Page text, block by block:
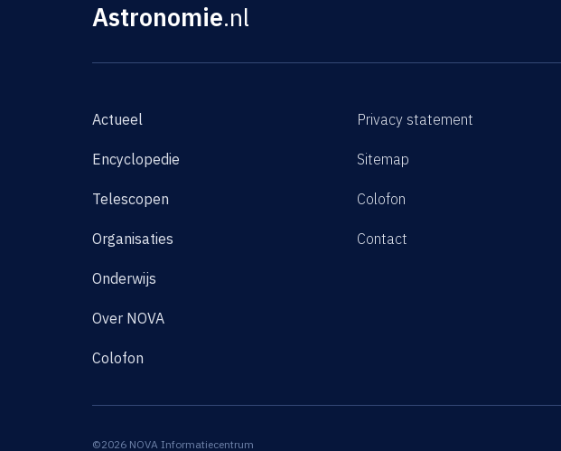
Astronomie.nl
Actueel
Encyclopedie
Telescopen
Organisaties
Onderwijs
Over NOVA
Colofon
Privacy statement
Sitemap
Colofon
Contact
©2026 NOVA Informatiecentrum